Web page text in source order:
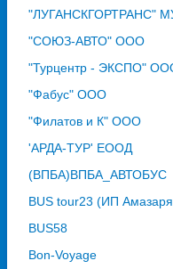
"ЛУГАНСКГОРТРАНС"
"СОЮЗ-АВТО" ООО
"Турцентр - ЭКСПО"
"Фабус" ООО
"Филатов и К" ООО
'АРДА-ТУР' ЕООД
(ВПБА)ВПБА_АВТОБУС
BUS tour23 (ИП
BUS58
Bon-Voyage